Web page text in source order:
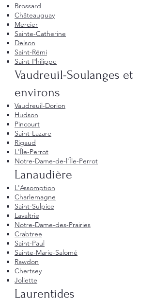
Brossard
Châteauguay
Mercier
Sainte-Catherine
Delson
Saint-Rémi
Saint-Philippe
Vaudreuil-Soulanges et
environs
Vaudreuil-Dorion
Hudson
Pincourt
Saint-Lazare
Rigaud
L'Île-Perrot
Notre-Dame-de-l'Île-Perrot
Lanaudière
L'Assomption
Charlemagne
Saint-Sulpice
Lavaltrie
Notre-Dame-des-Prairies
Crabtree
Saint-Paul
Sainte-Marie-Salomé
Rawdon
Chertsey
Joliette
Laurentides